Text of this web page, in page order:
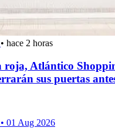
• hace 2 horas
roja, Atlántico
sus puertas
• 01 Aug 2026